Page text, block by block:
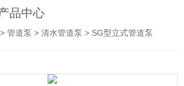
品中心
>管道泵 >清水管道泵 > SG型立式管道泵